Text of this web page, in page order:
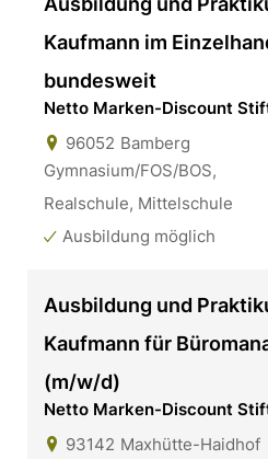
Kaufmann im
bundesweit
Netto Marken-Discount
96052 Bamberg
Gymnasium/FOS/BOS,
Realschule, Mittelschule
Ausbildung möglich
Ausbildung und
Kaufmann für
(m/w/d)
Netto Marken-Discount
93142 Maxhütte-Haidhof